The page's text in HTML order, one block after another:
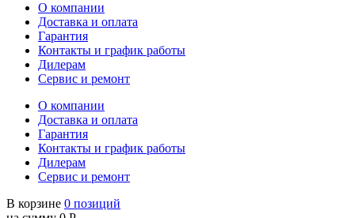
О компании
Доставка и оплата
Гарантия
Контакты и график работы
Дилерам
Сервис и ремонт
О компании
Доставка и оплата
Гарантия
Контакты и график работы
Дилерам
Сервис и ремонт
В корзине 0 позиций